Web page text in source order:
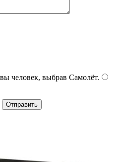
человек, выбрав Самолёт.